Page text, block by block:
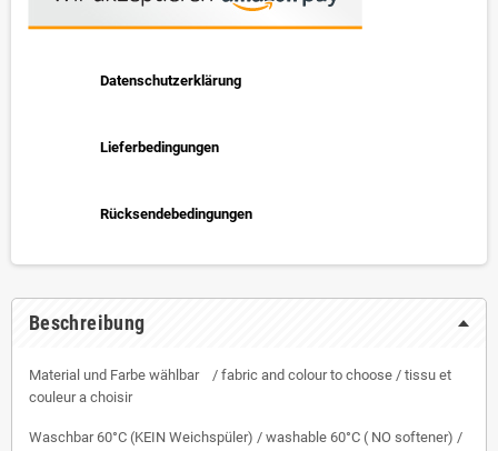
Datenschutzerklärung
Lieferbedingungen
Rücksendebedingungen
Beschreibung
Material und Farbe wählbar / fabric and colour to choose / tissu et
couleur a choisir
Waschbar 60°C (KEIN Weichspüler) / washable 60°C ( NO softener) /